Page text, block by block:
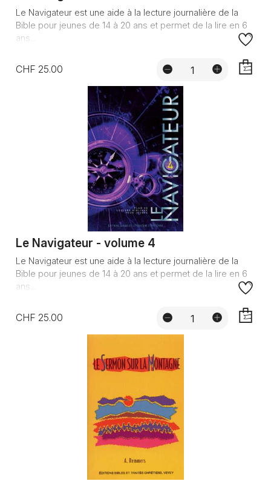
Le Navigateur est une aide à la lecture journalière de la
Bible pour jeunes de 14 à 20 ans et permet de la lire en 6
ans...
CHF 25.00
Le Navigateur - volume 4
Le Navigateur est une aide à la lecture journalière de la
Bible pour jeunes de 14 à 20 ans et permet de la lire en 6
ans...
CHF 25.00